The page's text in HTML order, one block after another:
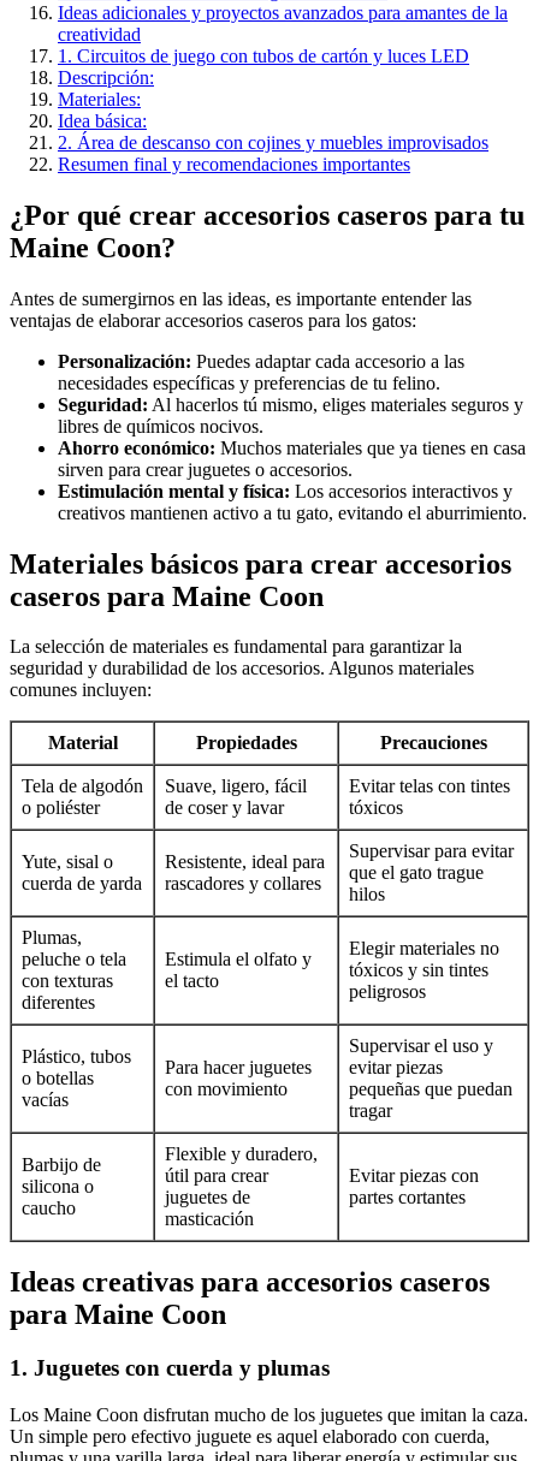
Ideas adicionales y proyectos avanzados para amantes de la
creatividad
1. Circuitos de juego con tubos de cartón y luces LED
Descripción:
Materiales:
Idea básica:
2. Área de descanso con cojines y muebles improvisados
Resumen final y recomendaciones importantes
¿Por qué crear accesorios caseros para tu
Maine Coon?
Antes de sumergirnos en las ideas, es importante entender las
ventajas de elaborar accesorios caseros para los gatos:
Personalización: Puedes adaptar cada accesorio a las
necesidades específicas y preferencias de tu felino.
Seguridad: Al hacerlos tú mismo, eliges materiales seguros y
libres de químicos nocivos.
Ahorro económico: Muchos materiales que ya tienes en casa
sirven para crear juguetes o accesorios.
Estimulación mental y física: Los accesorios interactivos y
creativos mantienen activo a tu gato, evitando el aburrimiento.
Materiales básicos para crear accesorios
caseros para Maine Coon
La selección de materiales es fundamental para garantizar la
seguridad y durabilidad de los accesorios. Algunos materiales
comunes incluyen:
Material Propiedades Precauciones
Tela de algodón
o poliéster
Suave, ligero, fácil
de coser y lavar
Evitar telas con tintes
tóxicos
Yute, sisal o
cuerda de yarda
Resistente, ideal para
rascadores y collares
Supervisar para evitar
que el gato trague
hilos
Plumas,
peluche o tela
con texturas
diferentes
Estimula el olfato y
el tacto
Elegir materiales no
tóxicos y sin tintes
peligrosos
Plástico, tubos
o botellas
vacías
Para hacer juguetes
con movimiento
Supervisar el uso y
evitar piezas
pequeñas que puedan
tragar
Barbijo de
silicona o
caucho
Flexible y duradero,
útil para crear
juguetes de
masticación
Evitar piezas con
partes cortantes
Ideas creativas para accesorios caseros
para Maine Coon
1. Juguetes con cuerda y plumas
Los Maine Coon disfrutan mucho de los juguetes que imitan la caza.
Un simple pero efectivo juguete es aquel elaborado con cuerda,